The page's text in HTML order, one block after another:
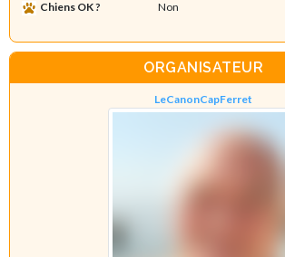
Chiens OK ?
Non
ORGANISATEUR
LeCanonCapFerret